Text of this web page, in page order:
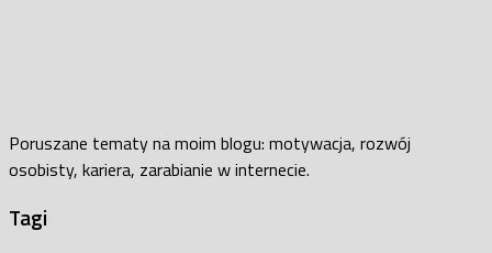
Poruszane tematy na moim blogu: motywacja, rozwój
osobisty, kariera, zarabianie w internecie.
Tagi